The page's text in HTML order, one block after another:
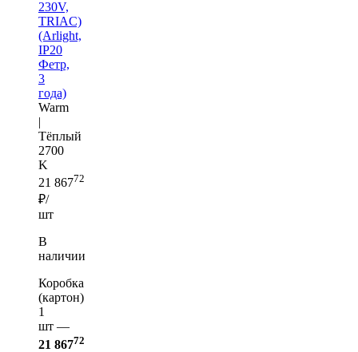
230V,
TRIAC)
(Arlight,
IP20
Фетр,
3
года)
Warm
|
Тёплый
2700
K
21 86772
₽/
шт
В
наличии
Коробка
(картон)
1
шт —
21 86772